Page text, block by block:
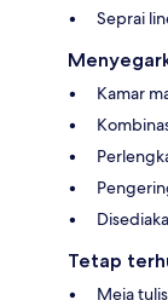
Seprai
Kamar
Tetap
Meja tulis